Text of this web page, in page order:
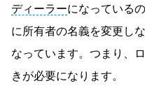
ディーラーになっている
に所有者の名義を変更し
なっています。つまり、
きが必要になります。